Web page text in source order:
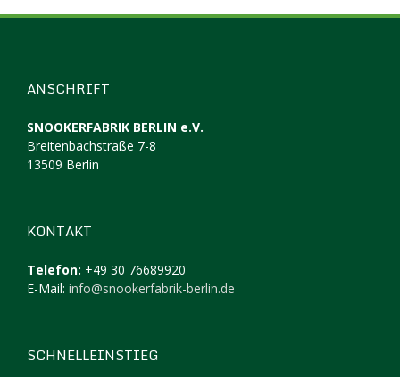
ANSCHRIFT
SNOOKERFABRIK BERLIN e.V.
Breitenbachstraße 7-8
13509 Berlin
KONTAKT
Telefon: +49 30 76689920
E-Mail: info@snookerfabrik-berlin.de
SCHNELLEINSTIEG